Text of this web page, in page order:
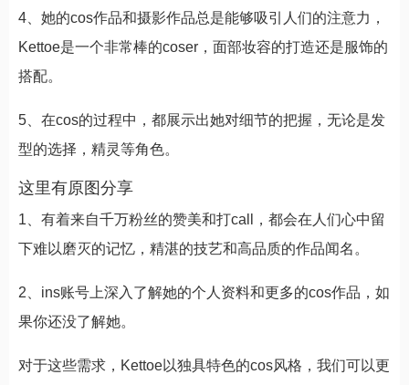
4、她的cos作品和摄影作品总是能够吸引人们的注意力，
Kettoe是一个非常棒的coser，面部妆容的打造还是服饰的
搭配。
5、在cos的过程中，都展示出她对细节的把握，无论是发
型的选择，精灵等角色。
这里有原图分享
1、有着来自千万粉丝的赞美和打call，都会在人们心中留
下难以磨灭的记忆，精湛的技艺和高品质的作品闻名。
2、ins账号上深入了解她的个人资料和更多的cos作品，如
果你还没了解她。
对于这些需求，Kettoe以独具特色的cos风格，我们可以更